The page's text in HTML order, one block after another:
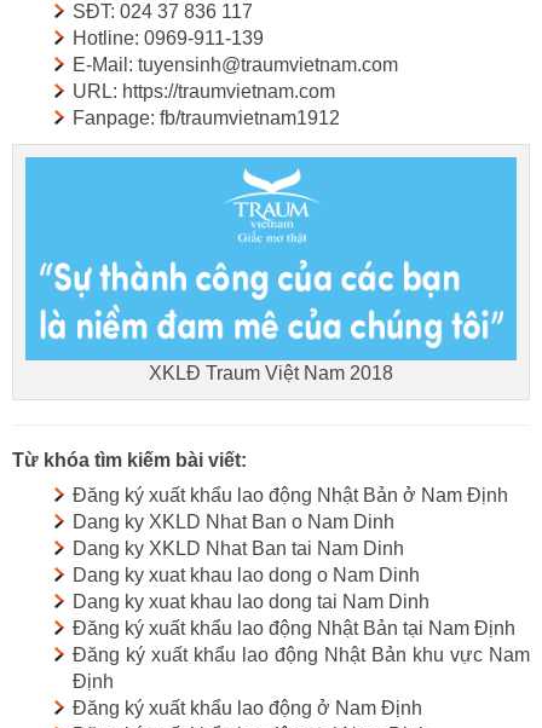
SĐT: 024 37 836 117
Hotline: 0969-911-139
E-Mail: tuyensinh@traumvietnam.com
URL: https://traumvietnam.com
Fanpage: fb/traumvietnam1912
XKLĐ Traum Việt Nam 2018
Từ khóa tìm kiếm bài viết:
Đăng ký xuất khẩu lao động Nhật Bản ở Nam Định
Dang ky XKLD Nhat Ban o Nam Dinh
Dang ky XKLD Nhat Ban tai Nam Dinh
Dang ky xuat khau lao dong o Nam Dinh
Dang ky xuat khau lao dong tai Nam Dinh
Đăng ký xuất khẩu lao động Nhật Bản tại Nam Định
Đăng ký xuất khẩu lao động Nhật Bản khu vực Nam
Định
Đăng ký xuất khẩu lao động ở Nam Định